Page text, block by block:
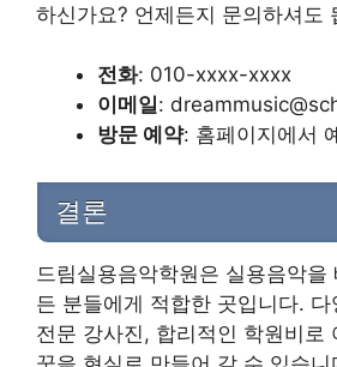
하신가요? 언제든지 문의하셔도
전화: 010-xxxx-xxxx
이메일:
방문 예약: 홈페이지에서
결론
드림실용음악학원은 실용음악을
든 분들에게 적합한 곳입니다.
전문 강사진, 합리적인 학원비로